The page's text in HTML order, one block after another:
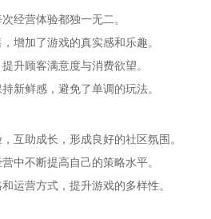
营体验都独一无二。
加了游戏的真实感和乐趣。
顾客满意度与消费欲望。
鲜感，避免了单调的玩法。
助成长，形成良好的社区氛围。
不断提高自己的策略水平。
营方式，提升游戏的多样性。